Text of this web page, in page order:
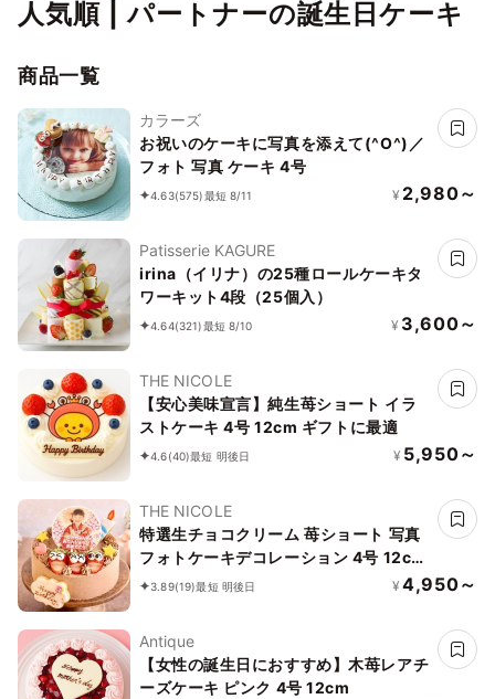
人気順 | パートナーの誕生日ケーキ
商品一覧
カラーズ
お祝いのケーキに写真を添えて(^O^)／
フォト 写真 ケーキ 4号
4.63(575)最短 8/11 ¥ 2,980～
Patisserie KAGURE
irina（イリナ）の25種ロールケーキタ
ワーキット4段（25個入）
4.64(321)最短 8/10 ¥ 3,600～
THE NICOLE
【安心美味宣言】純生苺ショート イラ
ストケーキ 4号 12cm ギフトに最適
4.6(40)最短 明後日 ¥ 5,950～
THE NICOLE
特選生チョコクリーム 苺ショート 写真
フォトケーキデコレーション 4号 12cm
【お好きなイラストも人気です】【当日
3.89(19)最短 明後日 ¥ 4,950～
Antique
【女性の誕生日におすすめ】木苺レアチ
ーズケーキ ピンク 4号 12cm